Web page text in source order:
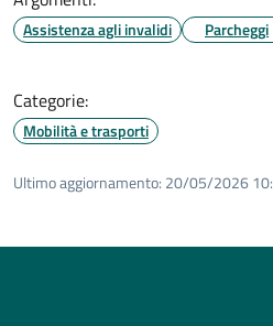
Assistenza agli invalidi Parcheggi
Categorie:
Mobilità e trasporti
Ultimo aggiornamento: 20/05/2026